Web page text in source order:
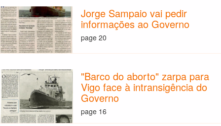
Jorge Sampaio vai pedir
informações ao Governo
page 20
"Barco do aborto" zarpa para
Vigo face à intransigência do
Governo
page 16